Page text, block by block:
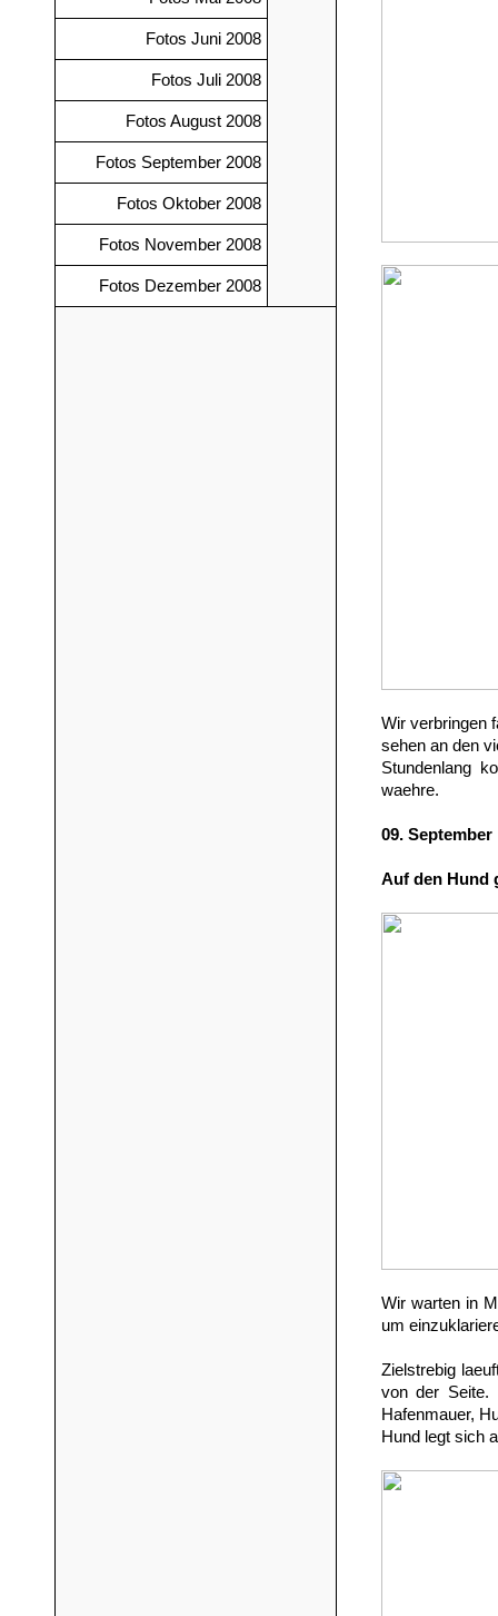
Fotos Juni 2008
Fotos Juli 2008
Fotos August 2008
Fotos September 2008
Fotos Oktober 2008
Fotos November 2008
Fotos Dezember 2008
Wir verbringen
sehen an den
Stundenlang
waehre.
09. September
Auf den Hund
Wir warten in
um
Zielstrebig
von der Seite.
Hafenmauer,
Hund legt sich